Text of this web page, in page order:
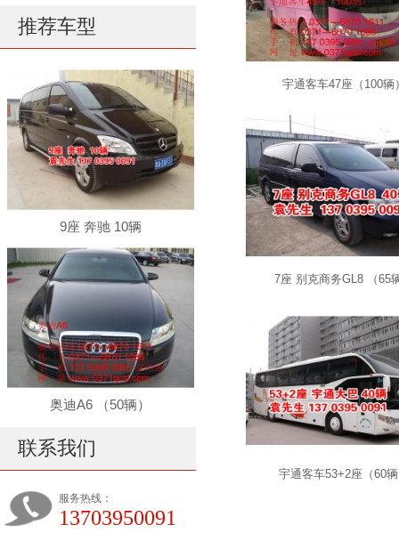
推荐车型
9座 奔驰 10辆
奥迪A6 （50辆）
联系我们
服务热线：
13703950091
宇通客车47座（100辆
7座 别克商务GL8 （65
宇通客车53+2座（60